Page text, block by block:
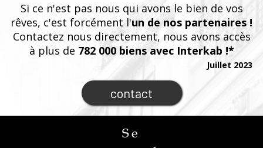
Si ce n'est pas nous qui avons le bien de vos
rêves, c'est forcément l'un de nos partenaires !
Contactez nous directement, nous avons accès
à plus de 782 000 biens avec Interkab !*
contact
Juillet 2023
Se